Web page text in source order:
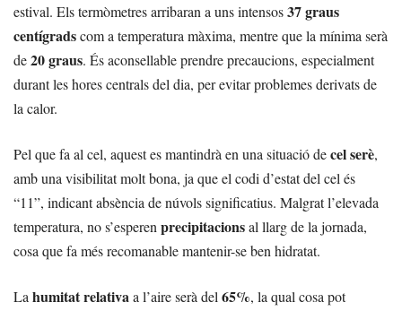
estival. Els termòmetres arribaran a uns intensos37 graus
centígradscom a temperatura màxima, mentre que la mínima serà
de20 graus. És aconsellable prendre precaucions, especialment
durant les hores centrals del dia, per evitar problemes derivats de
la calor.
Pel que fa al cel, aquest es mantindrà en una situació decel serè,
amb una visibilitat molt bona, ja que el codi d’estat del cel és
“11”, indicant absència de núvols significatius. Malgrat l’elevada
temperatura, no s’esperenprecipitacionsal llarg de la jornada,
cosa que fa més recomanable mantenir-se ben hidratat.
Lahumitat relativaa l’aire serà del65%, la qual cosa pot